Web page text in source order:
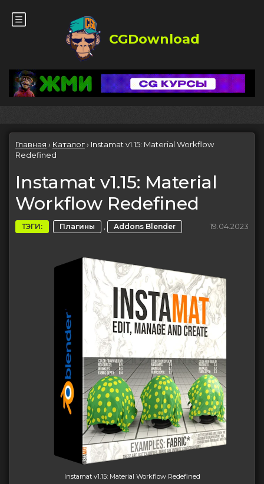
CGDownload
Главная › Каталог› Instamat v1.15: Material Workflow
Redefined
Instamat v1.15: Material
Workflow Redefined
ТЭГИ: Плагины , Addons Blender 19.04.2023
Instamat v1.15: Material Workflow Redefined